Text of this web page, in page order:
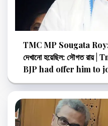
TMC MP Sougata Roy:
দেখানো হয়েছিল: সৌগত
BJP had offer him to